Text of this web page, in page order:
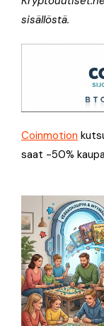
sisällöstä.
Coinmotion
saat -50%